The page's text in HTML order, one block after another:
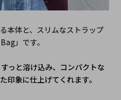
本体と、スリムなストラップ
」です。
印象に仕上げてくれます。